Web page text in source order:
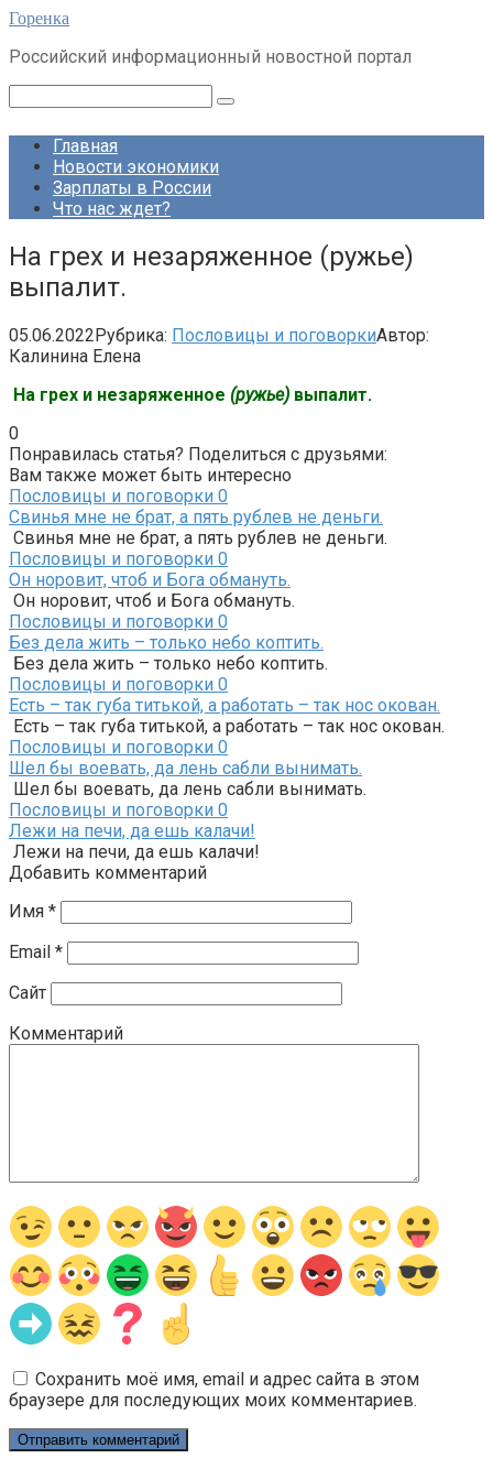
Перейти
контенту
Горенка
Российский информационный новостной портал
Главная
Новости экономики
Зарплаты в России
Что нас ждет?
На грех и незаряженное (ружье)
выпалит.
05.06.2022Рубрика: Пословицы и поговоркиАвтор:
Калинина Елена
На грех и незаряженное (ружье) выпалит.
0
Понравилась статья? Поделиться с друзьями:
Вам также может быть интересно
Пословицы и поговорки 0
Свинья мне не брат, а пять рублев не деньги.
Свинья мне не брат, а пять рублев не деньги.
Пословицы и поговорки 0
Он норовит, чтоб и Бога обмануть.
Он норовит, чтоб и Бога обмануть.
Пословицы и поговорки 0
Без дела жить – только небо коптить.
Без дела жить – только небо коптить.
Пословицы и поговорки 0
Есть – так губа титькой, а работать – так нос окован.
Есть – так губа титькой, а работать – так нос окован.
Пословицы и поговорки 0
Шел бы воевать, да лень сабли вынимать.
Шел бы воевать, да лень сабли вынимать.
Пословицы и поговорки 0
Лежи на печи, да ешь калачи!
Лежи на печи, да ешь калачи!
Добавить комментарий
Имя *
Email *
Сайт
Комментарий
Сохранить моё имя, email и адрес сайта в этом
браузере для последующих моих комментариев.